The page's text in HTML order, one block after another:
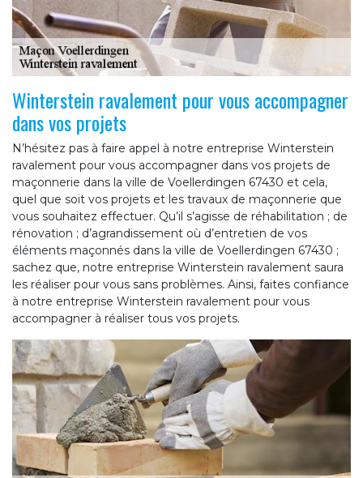
Winterstein ravalement pour vous accompagner
dans vos projets
N’hésitez pas à faire appel à notre entreprise Winterstein
ravalement pour vous accompagner dans vos projets de
maçonnerie dans la ville de Voellerdingen 67430 et cela,
quel que soit vos projets et les travaux de maçonnerie que
vous souhaitez effectuer. Qu’il s’agisse de réhabilitation ; de
rénovation ; d’agrandissement où d’entretien de vos
éléments maçonnés dans la ville de Voellerdingen 67430 ;
sachez que, notre entreprise Winterstein ravalement saura
les réaliser pour vous sans problèmes. Ainsi, faites confiance
à notre entreprise Winterstein ravalement pour vous
accompagner à réaliser tous vos projets.